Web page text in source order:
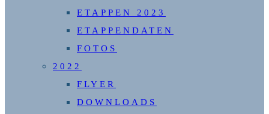
ETAPPEN 2023
ETAPPENDATEN
FOTOS
2022
FLYER
DOWNLOADS